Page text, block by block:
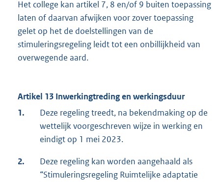
Het college kan artikel 7, 8 en/of 9 buiten toepassing
laten of daarvan afwijken voor zover toepassing
gelet op het de doelstellingen van de
stimuleringsregeling leidt tot een onbillijkheid van
overwegende aard.
Artikel 13 Inwerkingtreding en werkingsduur
1.
Deze regeling treedt, na bekendmaking op de
wettelijk voorgeschreven wijze in werking en
eindigt op 1 mei 2023.
2.
Deze regeling kan worden aangehaald als
“Stimuleringsregeling Ruimtelijke adaptatie